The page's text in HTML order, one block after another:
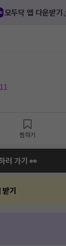
모두닥 앱 다운받기
11
찜하기
러 가기 👀
받기